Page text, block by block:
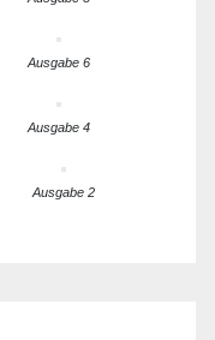
Ausgabe 6
Ausgabe 4
Ausgabe 2